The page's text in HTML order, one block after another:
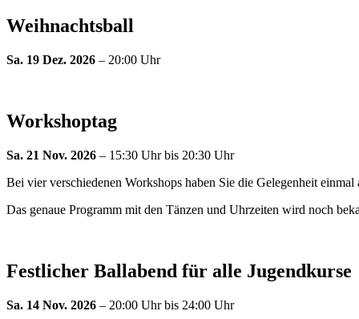
Weihnachtsball
Sa. 19 Dez. 2026 – 20:00 Uhr
Workshoptag
Sa. 21 Nov. 2026 – 15:30 Uhr bis 20:30 Uhr
Bei vier verschiedenen Workshops haben Sie die Gelegenheit einmal
Das genaue Programm mit den Tänzen und Uhrzeiten wird noch
Festlicher Ballabend für alle Jugendkurse
Sa. 14 Nov. 2026 – 20:00 Uhr bis 24:00 Uhr